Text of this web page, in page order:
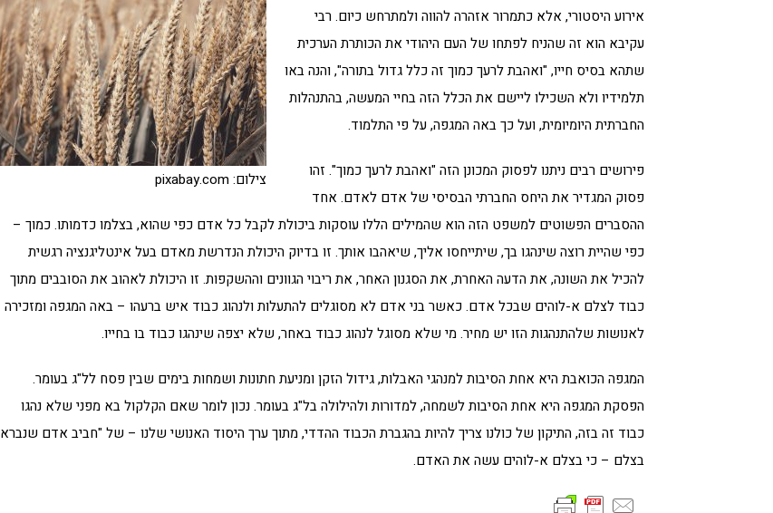
צילום: pixabay.com
אירוע היסטורי, אלא כתמרור אזהרה להווה ולמתרחש כיום. רבי
עקיבא הוא זה שהניח לפתחו של העם היהודי את הכותרת הערכית
שתהא בסיס חייו, "ואהבת לרעך כמוך זה כלל גדול בתורה", והנה באו
תלמידיו ולא השכילו ליישם את הכלל הזה בחיי המעשה, בהתנהלות
החברתית היומיומית, ועל כך באה המגפה, על פי התלמוד.
פירושים רבים ניתנו לפסוק המכונן הזה "ואהבת לרעך כמוך". זהו
פסוק המגדיר את היחס החברתי הבסיסי של אדם לאדם. אחד
ההסברים הפשוטים למשפט הזה הוא שהמילים הללו עוסקות ביכולת לקבל כל אדם כפי שהוא, בצלמו כדמותו. כמוך –
כפי שהיית רוצה שינהגו בך, שיתייחסו אליך, שיאהבו אותך. זו בדיוק היכולת הנדרשת מאדם בעל אינטליגנציה רגשית
להכיל את השונה, את הדעה האחרת, את הסגנון האחר, את ריבוי הגוונים וההשקפות. זו היכולת לאהוב את הסובבים מתוך
כבוד לצלם א-לוהים שבכל אדם. כאשר בני אדם לא מסוגלים להתעלות ולנהוג כבוד איש ברעהו – באה המגפה ומזכירה
לאנושות שלהתנהגות הזו יש מחיר. מי שלא מסוגל לנהוג כבוד באחר, שלא יצפה שינהגו כבוד בו בחייו.
המגפה הכואבת היא אחת הסיבות למנהגי האבלות, גידול הזקן ומניעת חתונות ושמחות בימים שבין פסח לל"ג בעומר.
הפסקת המגפה היא אחת הסיבות לשמחה, למדורות ולהילולה בל"ג בעומר. נכון לומר שאם הקלקול בא מפני שלא נהגו
כבוד זה בזה, התיקון של כולנו צריך להיות בהגברת הכבוד ההדדי, מתוך ערך היסוד האנושי שלנו – של "חביב אדם שנברא
בצלם – כי בצלם א-לוהים עשה את האדם.